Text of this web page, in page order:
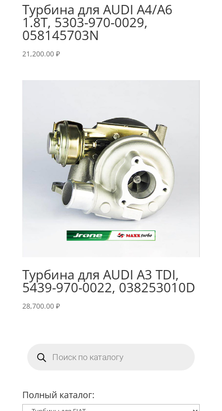
Турбина для AUDI A4/A6
1.8T, 5303-970-0029,
058145703N
21,200.00 ₽
Турбина для AUDI A3 TDI,
5439-970-0022, 038253010D
28,700.00 ₽
товаров
Полный каталог: